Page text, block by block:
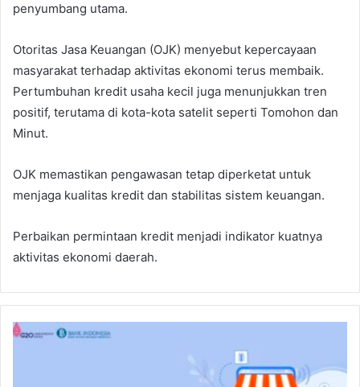
penyumbang utama.
Otoritas Jasa Keuangan (OJK) menyebut kepercayaan
masyarakat terhadap aktivitas ekonomi terus membaik.
Pertumbuhan kredit usaha kecil juga menunjukkan tren
positif, terutama di kota-kota satelit seperti Tomohon dan
Minut.
OJK memastikan pengawasan tetap diperketat untuk
menjaga kualitas kredit dan stabilitas sistem keuangan.
Perbaikan permintaan kredit menjadi indikator kuatnya
aktivitas ekonomi daerah.